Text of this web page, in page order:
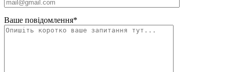
Ваше повідомлення*